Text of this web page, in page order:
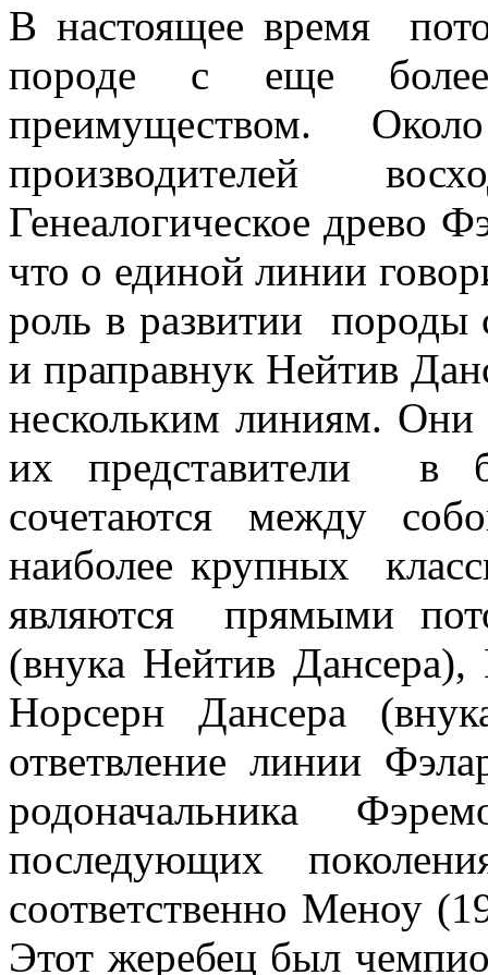
В настоящее время
породе с еще более
преимуществом.
производителей
Генеалогическое древо
что о единой линии
роль в развитии породы
и праправнук Нейтив
нескольким линиям. Они
их представители в
сочетаются между
наиболее крупных
являются прямыми
(внука Нейтив
Норсерн Дансера
ответвление линии
родоначальника
последующих
соответственно Меноу
Этот жеребец был